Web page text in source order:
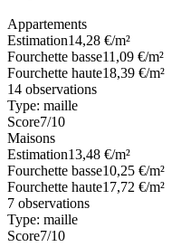
Appartements
Estimation14,28 €/m²
Fourchette basse11,09 €/m²
Fourchette haute18,39 €/m²
14 observations
Type: maille
Score7/10
Maisons
Estimation13,48 €/m²
Fourchette basse10,25 €/m²
Fourchette haute17,72 €/m²
7 observations
Type: maille
Score7/10